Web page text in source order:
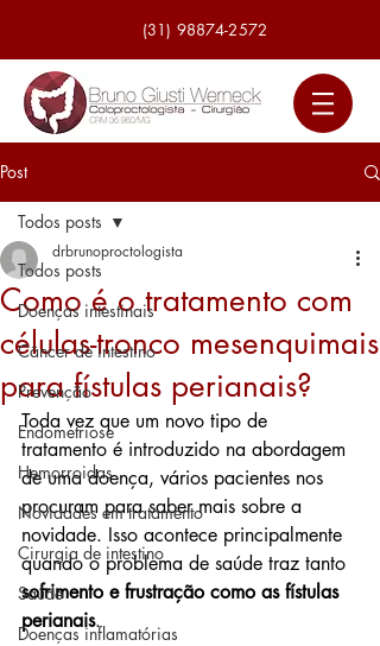
(31) 98874-2572
Post
Todos posts
Doenças intestinais
Câncer de intestino
Prevenção
Endometriose
Hemorroidas
Novidades em tratamento
Cirurgia de intestino
Saúde
Doenças inflamatórias
Todos posts
Como é o tratamento com
células-tronco mesenquimais
para fístulas perianais?
drbrunoproctologista
Toda vez que um novo tipo de
tratamento é introduzido na abordagem
de uma doença, vários pacientes nos
procuram para saber mais sobre a
novidade. Isso acontece principalmente
quando o problema de saúde traz tanto
sofrimento e frustração como as fístulas
perianais.